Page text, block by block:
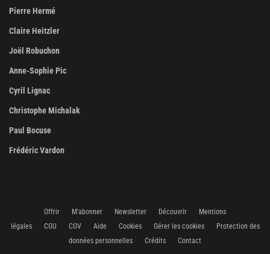
Pierre Hermé
Claire Heitzler
Joël Robuchon
Anne-Sophie Pic
Cyril Lignac
Christophe Michalak
Paul Bocuse
Frédéric Vardon
Offrir M'abonner Newsletter Découvrir
Mentions
légales
CGU CGV Aide Cookies Gérer les cookies
Protection des
données personnelles
Crédits Contact